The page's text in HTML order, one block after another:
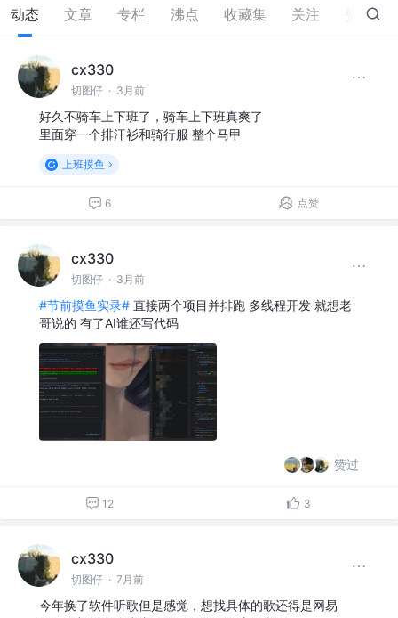
动态 文章 专栏 沸点 收藏集 关注 35
cx330
切图仔 · 3月前
好久不骑车上下班了，骑车上下班真爽了
里面穿一个排汗衫和骑行服 整个马甲
上班摸鱼
6 点赞
cx330
切图仔 · 3月前
#节前摸鱼实录# 直接两个项目并排跑 多线程开发 就想老
哥说的 有了AI谁还写代码
赞过
12 3
cx330
切图仔 · 7月前
今年换了软件听歌但是感觉，想找具体的歌还得是网易